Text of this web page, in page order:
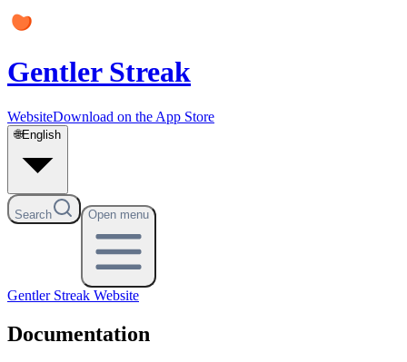
Gentler Streak
WebsiteDownload on the App Store
🌐English
Search Open menu
Gentler Streak Website
Documentation